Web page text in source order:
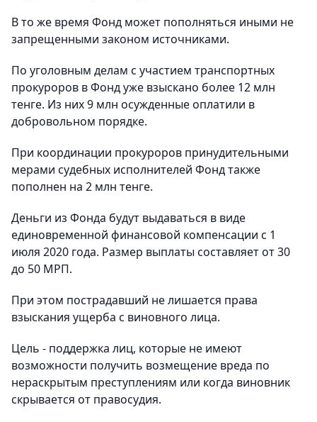
В то же время Фонд может пополняться иными не
запрещенными законом источниками.
По уголовным делам с участием транспортных
прокуроров в Фонд уже взыскано более 12 млн
тенге. Из них 9 млн осужденные оплатили в
добровольном порядке.
При координации прокуроров принудительными
мерами судебных исполнителей Фонд также
пополнен на 2 млн тенге.
Деньги из Фонда будут выдаваться в виде
единовременной финансовой компенсации с 1
июля 2020 года. Размер выплаты составляет от 30
до 50 МРП.
При этом пострадавший не лишается права
взыскания ущерба с виновного лица.
Цель - поддержка лиц, которые не имеют
возможности получить возмещение вреда по
нераскрытым преступлениям или когда виновник
скрывается от правосудия.